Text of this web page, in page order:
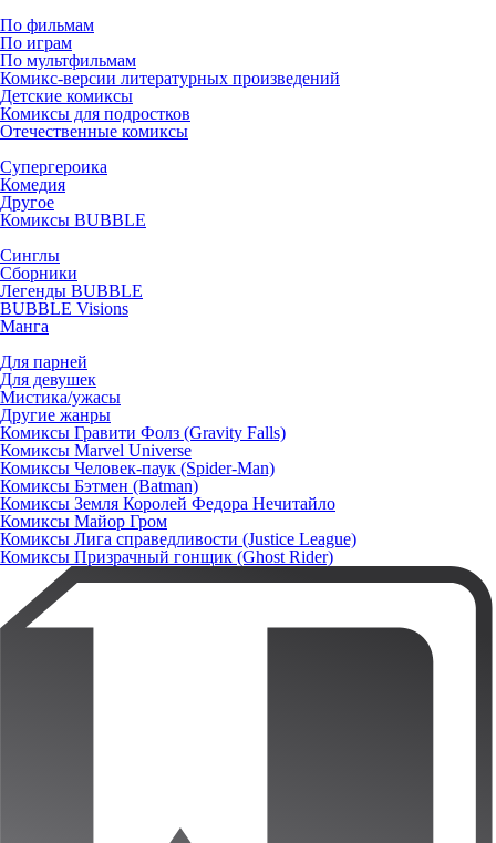
По фильмам
По играм
По мультфильмам
Комикс-версии литературных произведений
Детские комиксы
Комиксы для подростков
Отечественные комиксы
Супергероика
Комедия
Другое
Комиксы BUBBLE
Синглы
Сборники
Легенды BUBBLE
BUBBLE Visions
Манга
Для парней
Для девушек
Мистика/ужасы
Другие жанры
Комиксы Гравити Фолз (Gravity Falls)
Комиксы Marvel Universe
Комиксы Человек-паук (Spider-Man)
Комиксы Бэтмен (Batman)
Комиксы Земля Королей Федора Нечитайло
Комиксы Майор Гром
Комиксы Лига справедливости (Justice League)
Комиксы Призрачный гонщик (Ghost Rider)